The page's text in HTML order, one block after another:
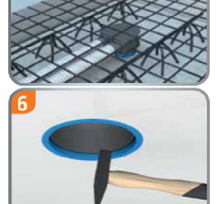
Wybić młotkiem otwór w tulei od dołu